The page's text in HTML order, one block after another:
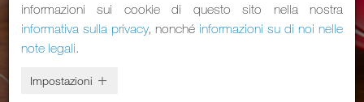
informazioni sui cookie di questo sito nella nostra
informativa sulla privacy, nonché informazioni su di noi nelle
note legali.
Impostazioni